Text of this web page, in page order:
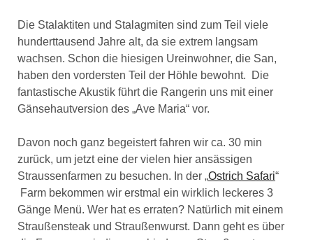
Die Stalaktiten und Stalagmiten sind zum Teil viele
hunderttausend Jahre alt, da sie extrem langsam
wachsen. Schon die hiesigen Ureinwohner, die San,
haben den vordersten Teil der Höhle bewohnt. Die
fantastische Akustik führt die Rangerin uns mit einer
Gänsehautversion des „Ave Maria“ vor.
Davon noch ganz begeistert fahren wir ca. 30 min
zurück, um jetzt eine der vielen hier ansässigen
Straussenfarmen zu besuchen. In der „Ostrich Safari“
Farm bekommen wir erstmal ein wirklich leckeres 3
Gänge Menü. Wer hat es erraten? Natürlich mit einem
Straußensteak und Straußenwurst. Dann geht es über